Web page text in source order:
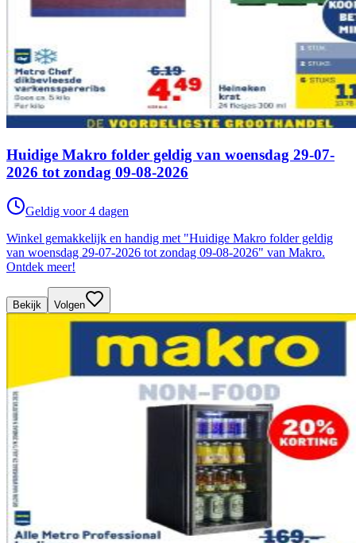
Huidige Makro folder geldig van woensdag 29-07-
2026 tot zondag 09-08-2026
Geldig voor 4 dagen
Winkel gemakkelijk en handig met "Huidige Makro folder geldig
van woensdag 29-07-2026 tot zondag 09-08-2026" van Makro.
Ontdek meer!
Bekijk Volgen